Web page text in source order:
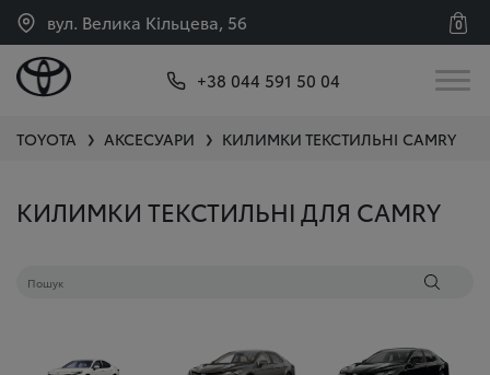
вул. Велика Кільцева, 56 0
+38 044 591 50 04
TOYOTA ❯ АКСЕСУАРИ ❯ КИЛИМКИ ТЕКСТИЛЬНІ CAMRY
КИЛИМКИ ТЕКСТИЛЬНІ ДЛЯ CAMRY